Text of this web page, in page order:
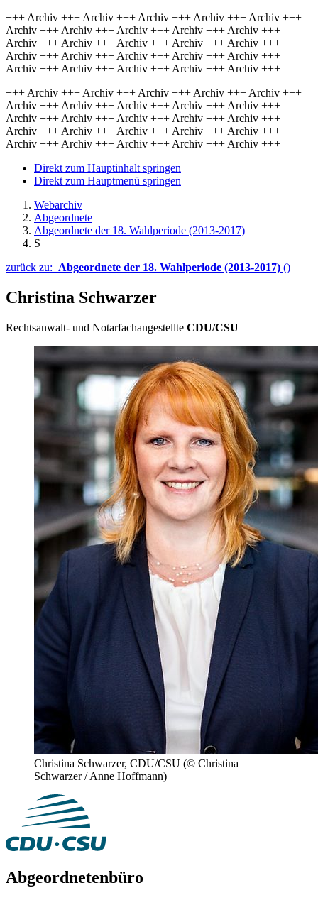
+++ Archiv +++ Archiv +++ Archiv +++ Archiv +++ Archiv +++
Archiv +++ Archiv +++ Archiv +++ Archiv +++ Archiv +++
Archiv +++ Archiv +++ Archiv +++ Archiv +++ Archiv +++
Archiv +++ Archiv +++ Archiv +++ Archiv +++ Archiv +++
Archiv +++ Archiv +++ Archiv +++ Archiv +++ Archiv +++
+++ Archiv +++ Archiv +++ Archiv +++ Archiv +++ Archiv +++
Archiv +++ Archiv +++ Archiv +++ Archiv +++ Archiv +++
Archiv +++ Archiv +++ Archiv +++ Archiv +++ Archiv +++
Archiv +++ Archiv +++ Archiv +++ Archiv +++ Archiv +++
Archiv +++ Archiv +++ Archiv +++ Archiv +++ Archiv +++
Direkt zum Hauptinhalt springen
Direkt zum Hauptmenü springen
Webarchiv
Abgeordnete
Abgeordnete der 18. Wahlperiode (2013-2017)
S
zurück zu: Abgeordnete der 18. Wahlperiode (2013-2017) ()
Christina Schwarzer
Rechtsanwalt- und Notarfachangestellte CDU/CSU
Christina Schwarzer, CDU/CSU (© Christina
Schwarzer / Anne Hoffmann)
Abgeordnetenbüro